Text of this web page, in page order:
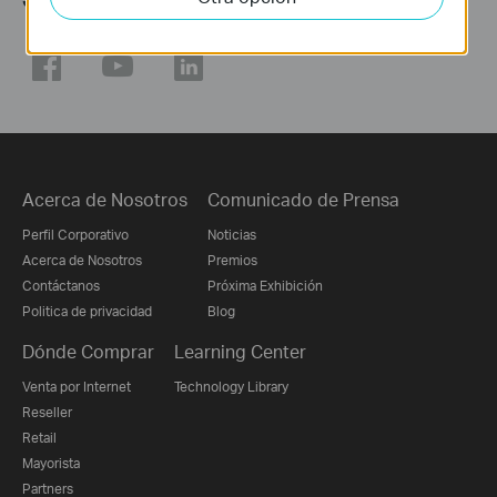
Acerca de Nosotros
Perfil Corporativo
Acerca de Nosotros
Contáctanos
Politica de privacidad
Comunicado de Prensa
Noticias
Premios
Próxima Exhibición
Blog
Dónde Comprar
Venta por Internet
Reseller
Retail
Mayorista
Partners
Learning Center
Technology Library